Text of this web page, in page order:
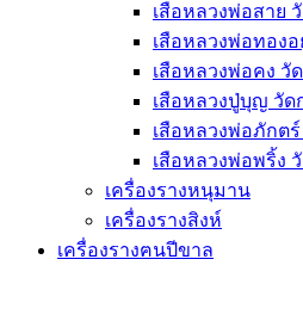
เสือหลวงพ่อสาย
เสือหลวงพ่อทองอ
เสือหลวงพ่อคง วั
เสือหลวงปู่บุญ วัด
เสือหลวงพ่อภักต
เสือหลวงพ่อพริ้ง
เครื่องรางหนุมาน
เครื่องรางสิงห์
เครื่องรางฅนปีขาล